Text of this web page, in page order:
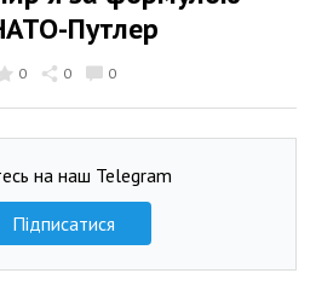
Путлер
0 0 0
на наш Telegram
Підписатися